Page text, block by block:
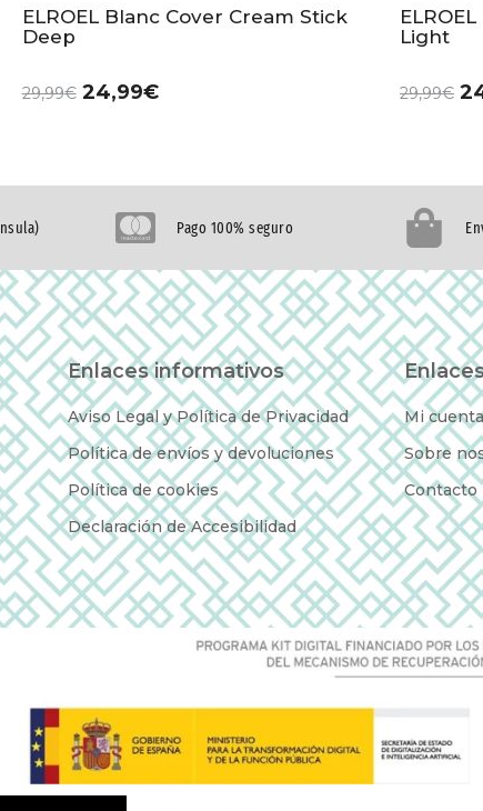
ELROEL Blanc Cover Cream Stick
Deep
29,99€ 24,99€
Light
29,99€
Pago 100% seguro
Enlaces informativos
Aviso Legal y Política de Privacidad
Política de envíos y devoluciones
Política de cookies
Declaración de Accesibilidad
Mi cuenta
Sobre
Contacto